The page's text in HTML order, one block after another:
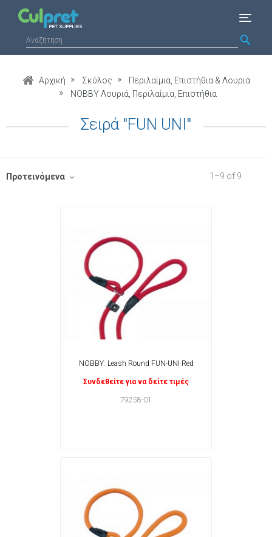
Αρχική Σκύλος
Περιλαίμια, Επιστήθια & Λουριά
NOBBY Λουριά, Περιλαίμια, Επιστήθια
Σειρά "FUN UNI"
1 –9 of 9
Προτεινόμενα
NOBBY: Leash Round FUN-UNI Red
Συνδεθείτε για να δείτε τιμές
79258-01